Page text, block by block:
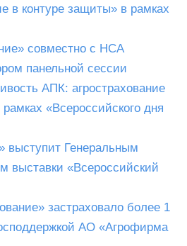
в контуре защиты» в рамках
совместно с НСА
панельной сессии
АПК: агрострахование
«Всероссийского дня
выступит Генеральным
выставки «Всероссийский
застраховало более 1
АО «Агрофирма